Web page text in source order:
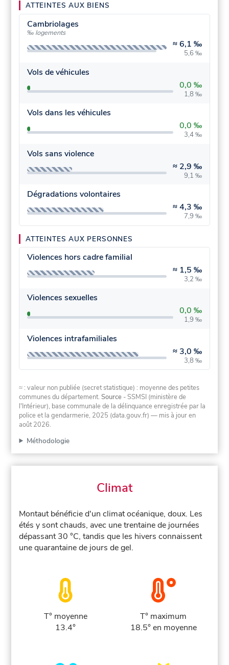
ATTEINTES AUX BIENS
Cambriolages
‰ logements
≈6,1 ‰
5,6 ‰
Vols de véhicules
0,0 ‰
1,8 ‰
Vols dans les véhicules
0,0 ‰
3,4 ‰
Vols sans violence
≈ 2,9 ‰
9,1 ‰
Dégradations volontaires
≈4,3 ‰
7,9 ‰
ATTEINTES AUX PERSONNES
Violences hors cadre familial
≈ 1,5 ‰
3,2 ‰
Violences sexuelles
0,0 ‰
1,9 ‰
Violences intrafamiliales
≈ 3,0 ‰
3,8 ‰
≈ : valeur non publiée (secret statistique) : moyenne des petites
communes du département.Source - SSMSI (ministère de
l'Intérieur), base communale de la délinquance enregistrée par la
police et la gendarmerie, 2025 (data.gouv.fr) — mis à jour en
août 2026.
Méthodologie
Climat
Montaut bénéficie d'un climat océanique, doux. Les
étés y sont chauds, avec une trentaine de journées
dépassant 30 °C, tandis que les hivers connaissent
une quarantaine de jours de gel.
T° moyenne
13.4°
T° maximum
18.5° en moyenne